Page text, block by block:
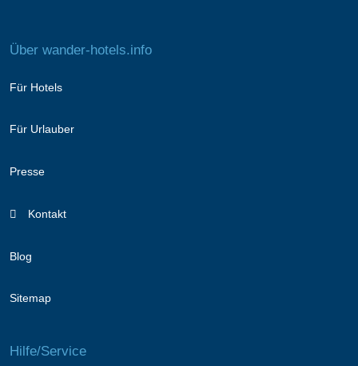
Über wander-hotels.info
Für Hotels
Für Urlauber
Presse
Kontakt
Blog
Sitemap
Hilfe/Service